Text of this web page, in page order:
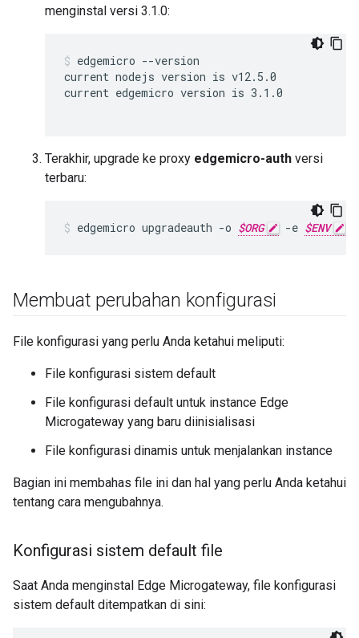
menginstal versi 3.1.0:
edgemicro --version
current nodejs version is v12.5.0
current edgemicro version is 3.1.0
Terakhir, upgrade ke proxy edgemicro-auth versi
terbaru:
edgemicro upgradeauth -o $ORG -e $ENV -
Membuat perubahan konfigurasi
File konfigurasi yang perlu Anda ketahui meliputi:
File konfigurasi sistem default
File konfigurasi default untuk instance Edge
Microgateway yang baru diinisialisasi
File konfigurasi dinamis untuk menjalankan instance
Bagian ini membahas file ini dan hal yang perlu Anda ketahui
tentang cara mengubahnya.
Konfigurasi sistem default file
Saat Anda menginstal Edge Microgateway, file konfigurasi
sistem default ditempatkan di sini: